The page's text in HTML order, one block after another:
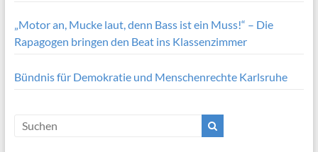
„Motor an, Mucke laut, denn Bass ist ein Muss!“ – Die
Rapagogen bringen den Beat ins Klassenzimmer
Bündnis für Demokratie und Menschenrechte Karlsruhe